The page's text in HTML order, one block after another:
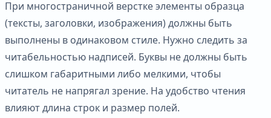
При многостраничной верстке элементы образца
(тексты, заголовки, изображения) должны быть
выполнены в одинаковом стиле. Нужно следить за
читабельностью надписей. Буквы не должны быть
слишком габаритными либо мелкими, чтобы
читатель не напрягал зрение. На удобство чтения
влияют длина строк и размер полей.